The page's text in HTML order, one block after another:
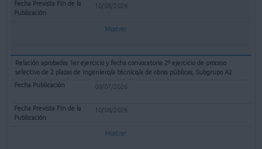
10/08/2026
Mostrar
Relación aprobados 1er ejercicio y fecha convocatoria 2º ejercicio de proceso
selectivo de 2 plazas de ingeniero/a técnico/a de obras públicas, Subgrupo A2
09/07/2026
10/08/2026
Mostrar